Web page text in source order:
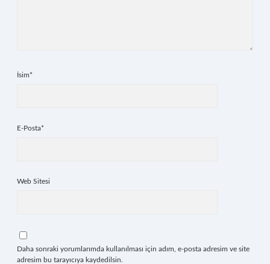
İsim*
E-Posta*
Web Sitesi
Daha sonraki yorumlarımda kullanılması için adım, e-posta adresim ve site
adresim bu tarayıcıya kaydedilsin.